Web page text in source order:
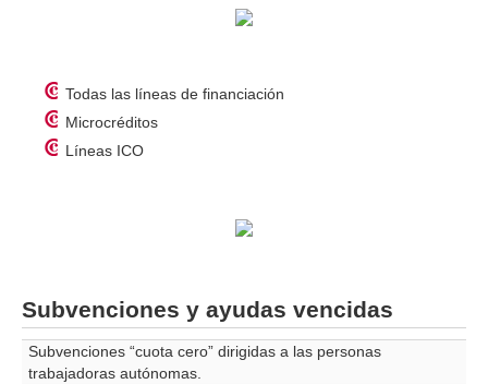
Todas las líneas de financiación
Microcréditos
Líneas ICO
Subvenciones y ayudas vencidas
Subvenciones “cuota cero” dirigidas a las personas
trabajadoras autónomas.